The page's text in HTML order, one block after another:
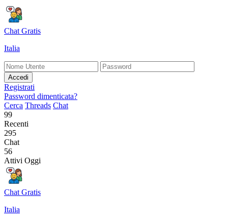
Chat Gratis
Italia
Accedi
Registrati
Password dimenticata?
Cerca Threads Chat
99
Recenti
295
Chat
56
Attivi Oggi
Chat Gratis
Italia